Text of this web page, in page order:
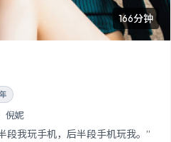
166分钟
年
倪妮
段我玩手机，后半段手机玩我。”